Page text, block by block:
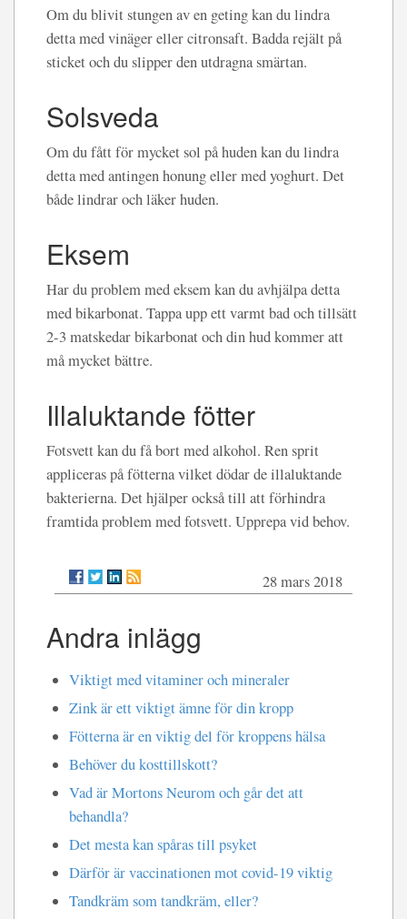
Om du blivit stungen av en geting kan du lindra
detta med vinäger eller citronsaft. Badda rejält på
sticket och du slipper den utdragna smärtan.
Solsveda
Om du fått för mycket sol på huden kan du lindra
detta med antingen honung eller med yoghurt. Det
både lindrar och läker huden.
Eksem
Har du problem med eksem kan du avhjälpa detta
med bikarbonat. Tappa upp ett varmt bad och tillsätt
2-3 matskedar bikarbonat och din hud kommer att
må mycket bättre.
Illaluktande fötter
Fotsvett kan du få bort med alkohol. Ren sprit
appliceras på fötterna vilket dödar de illaluktande
bakterierna. Det hjälper också till att förhindra
framtida problem med fotsvett. Upprepa vid behov.
28 mars 2018
Andra inlägg
Viktigt med vitaminer och mineraler
Zink är ett viktigt ämne för din kropp
Fötterna är en viktig del för kroppens hälsa
Behöver du kosttillskott?
Vad är Mortons Neurom och går det att
behandla?
Det mesta kan spåras till psyket
Därför är vaccinationen mot covid-19 viktig
Tandkräm som tandkräm, eller?